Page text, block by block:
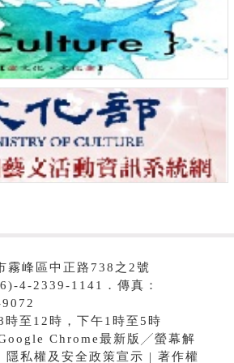
霧峰區中正路738之2號
4-2339-1141．傳真：
時至12時，下午1時至5時
Chrome最新版╱螢幕解
私權及安全政策宣示 | 著作權